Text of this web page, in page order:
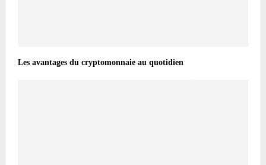
Les avantages du cryptomonnaie au quotidien